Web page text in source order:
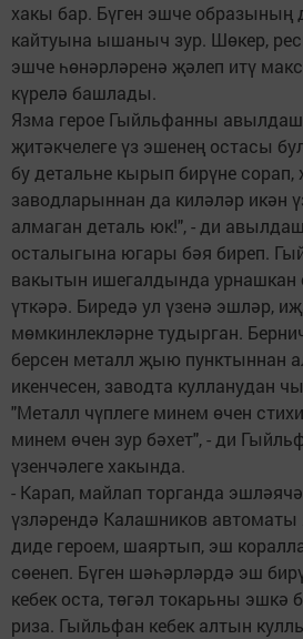
хакы бар. Бүген эшче образының
кайтуына ышаныч зур. Шөкер,
эшче һөнәрләренә җәлеп итү
күрелә башлады.
Язма герое Гыйльфанны
җитәкчелеге үз эшенең остасы
бу детальне кырып бирүне сорап,
заводларыннан да киләләр икән
алмаган деталь юк!", - ди
осталыгына югары бәя биреп.
вакытын ишегалдында урнашкан
үткәрә. Биредә ул үзенә эшләр,
мөмкинлекләрне тудырган.
берсен металл җыю пунктыннан
икенчесен, заводта кулланудан
"Металл чүплеге минем өчен
минем өчен зур бәхет", - ди
үзенчәлеге хакында.
- Карап, майлап торганда
үзләрендә Калашников автоматы
диде героем, шаяртып, эш
сөенеп. Бүген шәһәрләрдә эш
кебек оста, төгәл токарьны эшкә
риза. Гыйльфан кебек алтын